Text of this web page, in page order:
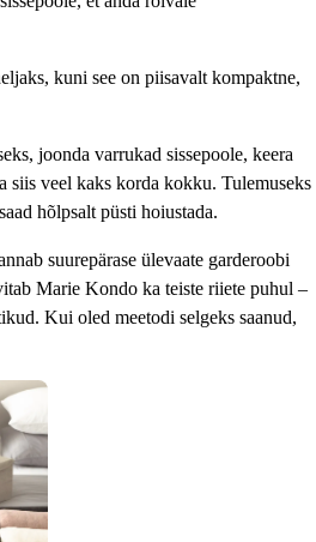
kuni see on piisavalt kompaktne,
joonda varrukad sissepoole, keera
siis veel kaks korda kokku. Tulemuseks
hõlpsalt püsti hoiustada.
suurepärase ülevaate garderoobi
Marie Kondo ka teiste riiete puhul –
Kui oled meetodi selgeks saanud,